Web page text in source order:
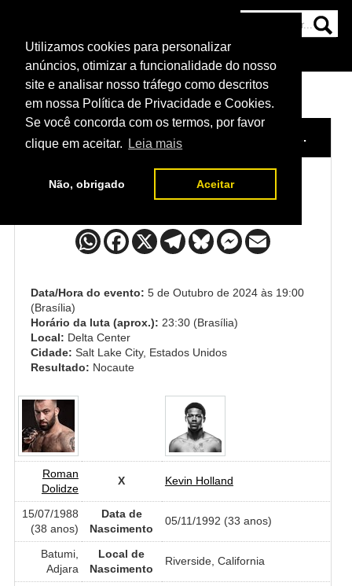
Utilizamos cookies para personalizar
anúncios, otimizar a funcionalidade do nosso
site e analisar nosso tráfego como descritos
em nossa Política de Privacidade e Cookies.
Se você concorda com os termos, por favor
clique em aceitar.
Leia mais
Não, obrigado Aceitar
NOTÍCIAS
HOME EVENTO / UFC 307: PEREIRA VS. ROUNTREE JR.
Roman Dolidze x Kevin Holland
Data/Hora do evento: 5 de Outubro de 2024 às 19:00
(Brasília)
Horário da luta (aprox.): 23:30 (Brasília)
Local: Delta Center
Cidade: Salt Lake City, Estados Unidos
Resultado: Nocaute
Roman
Dolidze
X Kevin Holland
15/07/1988
(38 anos)
Data de
Nascimento
05/11/1992 (33 anos)
Batumi,
Adjara
Local de
Nascimento
Riverside, California